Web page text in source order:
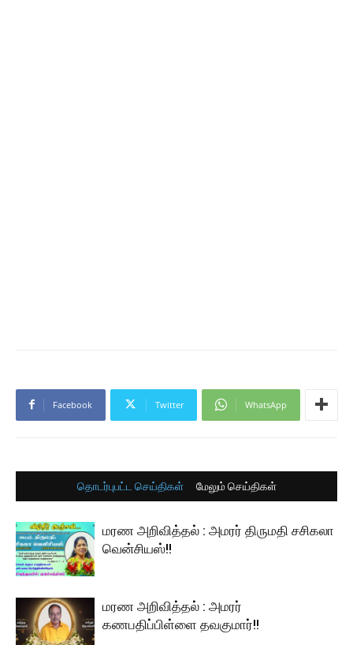
Facebook Twitter WhatsApp
தொடர்புபட்ட செய்திகள் மேலும் செய்திகள்
மரண அறிவித்தல் : அமரர் திருமதி சசிகலா
வென்சியஸ்!!
மரண அறிவித்தல் : அமரர்
கணபதிப்பிள்ளை தவகுமார்!!